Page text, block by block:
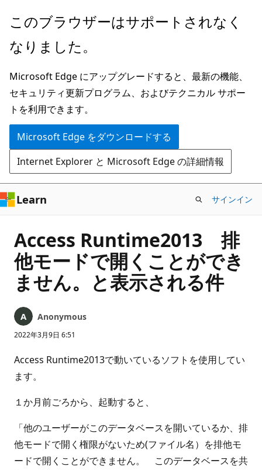
メ
ン
ン
テ
ン
ツ
に
ス
キ
ッ
プ
このブラウザーはサポートされなく
なりました。
Microsoft Edge にアップグレードすると、最新の機能、
セキュリティ更新プログラム、およびテクニカル サポー
トを利用できます。
Microsoft Edge をダウンロードする
Internet Explorer と Microsoft Edge の詳細情報
Learn サインイン
Access Runtime2013 排
他モードで開くことができ
ません。と表示される件
Anonymous
2022年3月9日 6:51
Access Runtime2013で動いているソフトを使用してい
ます。
１か月前ごろから、起動すると、
「他のユーザーがこのデータベースを開いているか、排
他モードで開く権限がないため(ファイル名）を排他モ
ードで開くことができません。 このデータベースを共